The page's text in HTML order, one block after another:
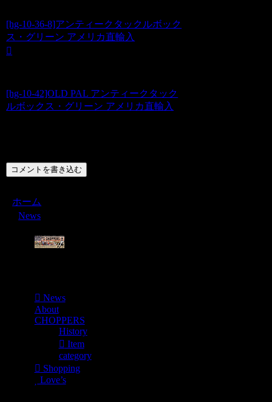
[hg-10-36-8]アンティークタックルボック
ス・グリーン アメリカ直輸入
[hg-10-42]OLD PAL アンティークタック
ルボックス・グリーン アメリカ直輸入
コメントを書き込む
ホーム
News
News
About
CHOPPERS
History
Item
category
Shopping
Love’s